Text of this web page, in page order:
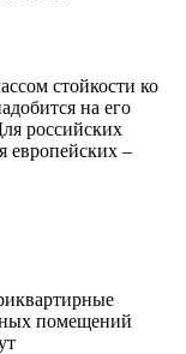
стойкости ко
на его
российских
европейских –
помещений